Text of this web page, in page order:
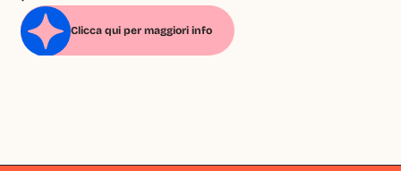
Clicca qui per maggiori info